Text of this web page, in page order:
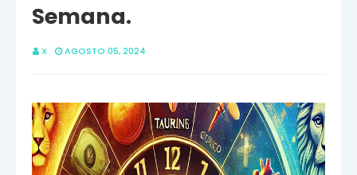
Semana.
X AGOSTO 05, 2024